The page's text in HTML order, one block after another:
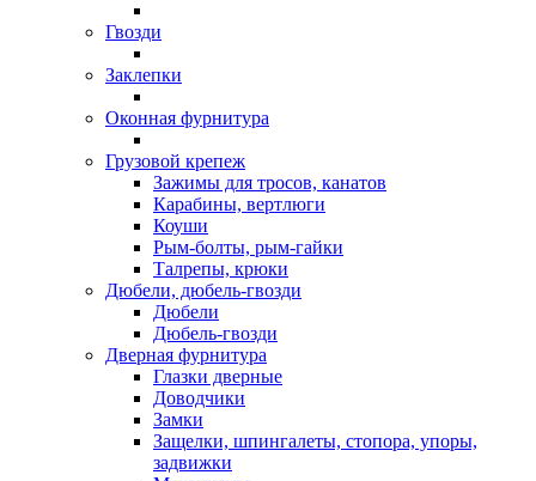
Гвозди
Заклепки
Оконная фурнитура
Грузовой крепеж
Зажимы для тросов, канатов
Карабины, вертлюги
Коуши
Рым-болты, рым-гайки
Талрепы, крюки
Дюбели, дюбель-гвозди
Дюбели
Дюбель-гвозди
Дверная фурнитура
Глазки дверные
Доводчики
Замки
Защелки, шпингалеты, стопора, упоры,
задвижки